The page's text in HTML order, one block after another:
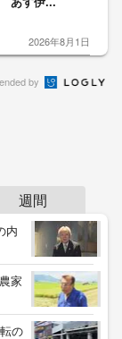
2026年8月1日
by
週間
内
家
の